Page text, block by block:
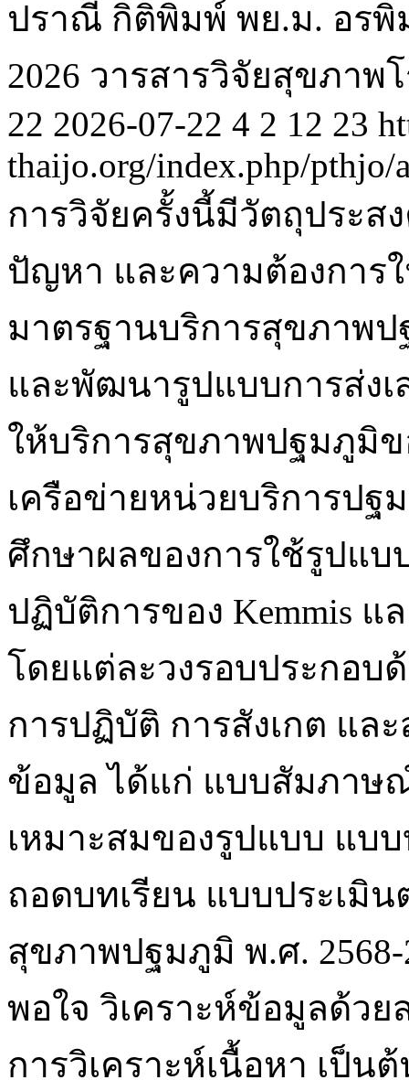
ปราณี กิติพิมพ์ พย.ม. อร
2026 วารสารวิจัยสุขภา
22 2026-07-22 4 2 12 23
thaijo.org/index.php/
การวิจัยครั้งนี้มีวัตถุประส
ปัญหา และความต้องกา
มาตรฐานบริการสุขภาพป
และพัฒนารูปแบบการส่ง
ให้บริการสุขภาพปฐมภูมิ
เครือข่ายหน่วยบริการปฐ
ศึกษาผลของการใช้รูปแ
ปฏิบัติการของ Kemmis แ
โดยแต่ละวงรอบประกอบ
การปฏิบัติ การสังเกต แล
ข้อมูล ได้แก่ แบบสัมภาษ
เหมาะสมของรูปแบบ แ
ถอดบทเรียน แบบประเมิ
สุขภาพปฐมภูมิ พ.ศ.
พอใจ วิเคราะห์ข้อมูลด้วย
การวิเคราะห์เนื้อหา เป็น